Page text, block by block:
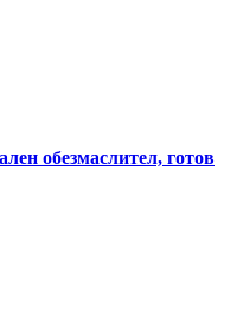
обезмаслител, готов